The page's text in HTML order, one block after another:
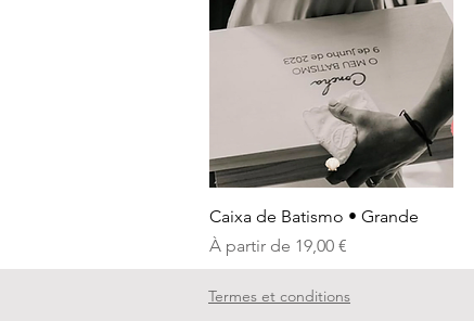
Aperçu rapide
Caixa de Batismo • Grande
À partir de 19,00 €
Prix promotionnel
Termes et conditions